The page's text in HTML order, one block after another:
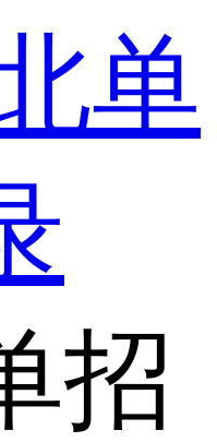
单
招